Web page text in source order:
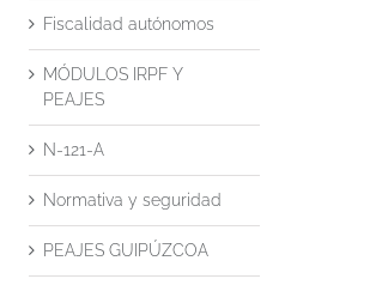
Fiscalidad autónomos
MÓDULOS IRPF Y
PEAJES
N-121-A
Normativa y seguridad
PEAJES GUIPÚZCOA